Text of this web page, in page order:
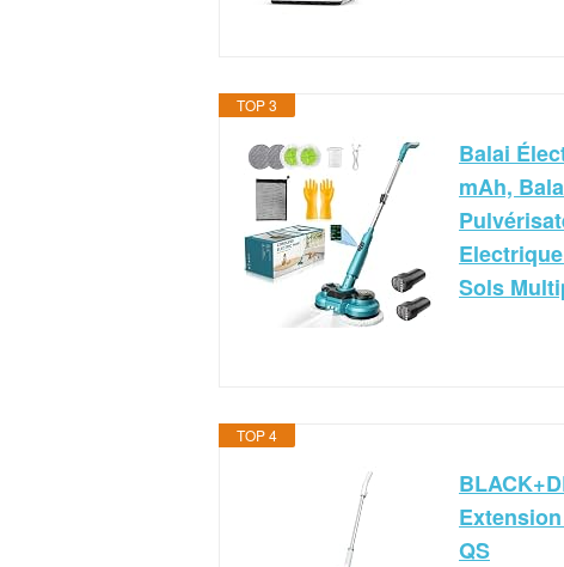
TOP 3
Balai
mAh,
Sols
TOP 4
QS